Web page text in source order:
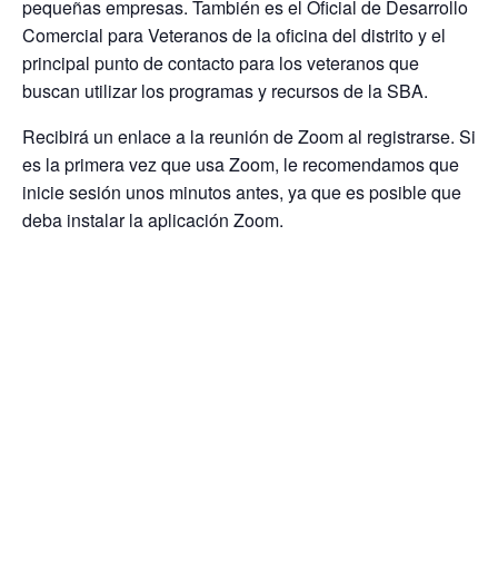
pequeñas empresas. También es el Oficial de Desarrollo
Comercial para Veteranos de la oficina del distrito y el
principal punto de contacto para los veteranos que
buscan utilizar los programas y recursos de la SBA.
Recibirá un enlace a la reunión de Zoom al registrarse. Si
es la primera vez que usa Zoom, le recomendamos que
inicie sesión unos minutos antes, ya que es posible que
deba instalar la aplicación Zoom.